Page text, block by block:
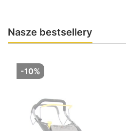
Nasze bestsellery
-10%